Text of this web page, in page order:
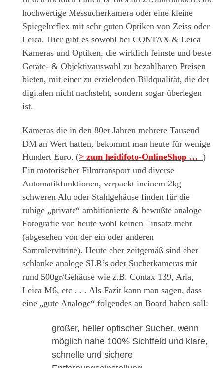
hochwertige Messucherkamera oder eine kleine
Spiegelreflex mit sehr guten Optiken von Zeiss oder
Leica. Hier gibt es sowohl bei CONTAX & Leica
Kameras und Optiken, die wirklich feinste und beste
Geräte- & Objektivauswahl zu bezahlbaren Preisen
bieten, mit einer zu erzielenden Bildqualität, die der
digitalen nicht nachsteht, sondern sogar überlegen
ist.
Kameras die in den 80er Jahren mehrere Tausend
DM an Wert hatten, bekommt man heute für wenige
Hundert Euro. (> zum heidifoto-OnlineShop … )
Ein motorischer Filmtransport und diverse
Automatikfunktionen, verpackt ineinem 2kg
schweren Alu oder Stahlgehäuse finden für die
ruhige „private“ ambitionierte & bewußte analoge
Fotografie von heute wohl keinen Einsatz mehr
(abgesehen von der ein oder anderen
Sammlervitrine). Heute eher zeitgemäß sind eher
schlanke analoge SLR’s oder Sucherkameras mit
rund 500gr/Gehäuse wie z.B. Contax 139, Aria,
Leica M6, etc . . . Als Fazit kann man sagen, dass
eine „gute Analoge“ folgendes an Board haben soll:
großer, heller optischer Sucher, wenn
möglich nahe 100% Sichtfeld und klare,
schnelle und sichere